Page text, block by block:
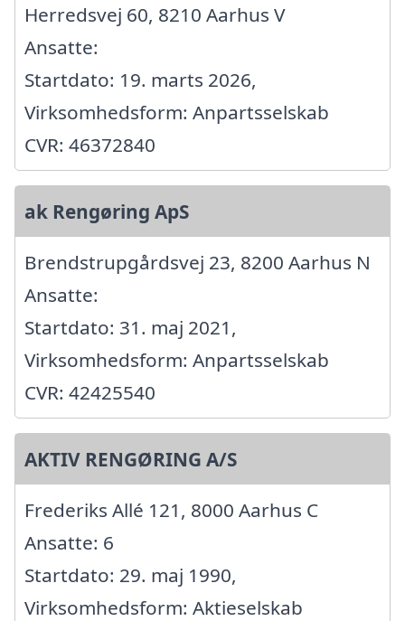
Herredsvej 60, 8210 Aarhus V
Ansatte:
Startdato: 19. marts 2026,
Virksomhedsform: Anpartsselskab
CVR: 46372840
ak Rengøring ApS
Brendstrupgårdsvej 23, 8200 Aarhus N
Ansatte:
Startdato: 31. maj 2021,
Virksomhedsform: Anpartsselskab
CVR: 42425540
AKTIV RENGØRING A/S
Frederiks Allé 121, 8000 Aarhus C
Ansatte: 6
Startdato: 29. maj 1990,
Virksomhedsform: Aktieselskab